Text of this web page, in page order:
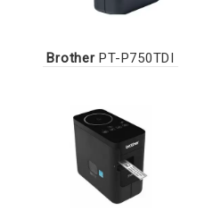
BrotherPT-P750TDI